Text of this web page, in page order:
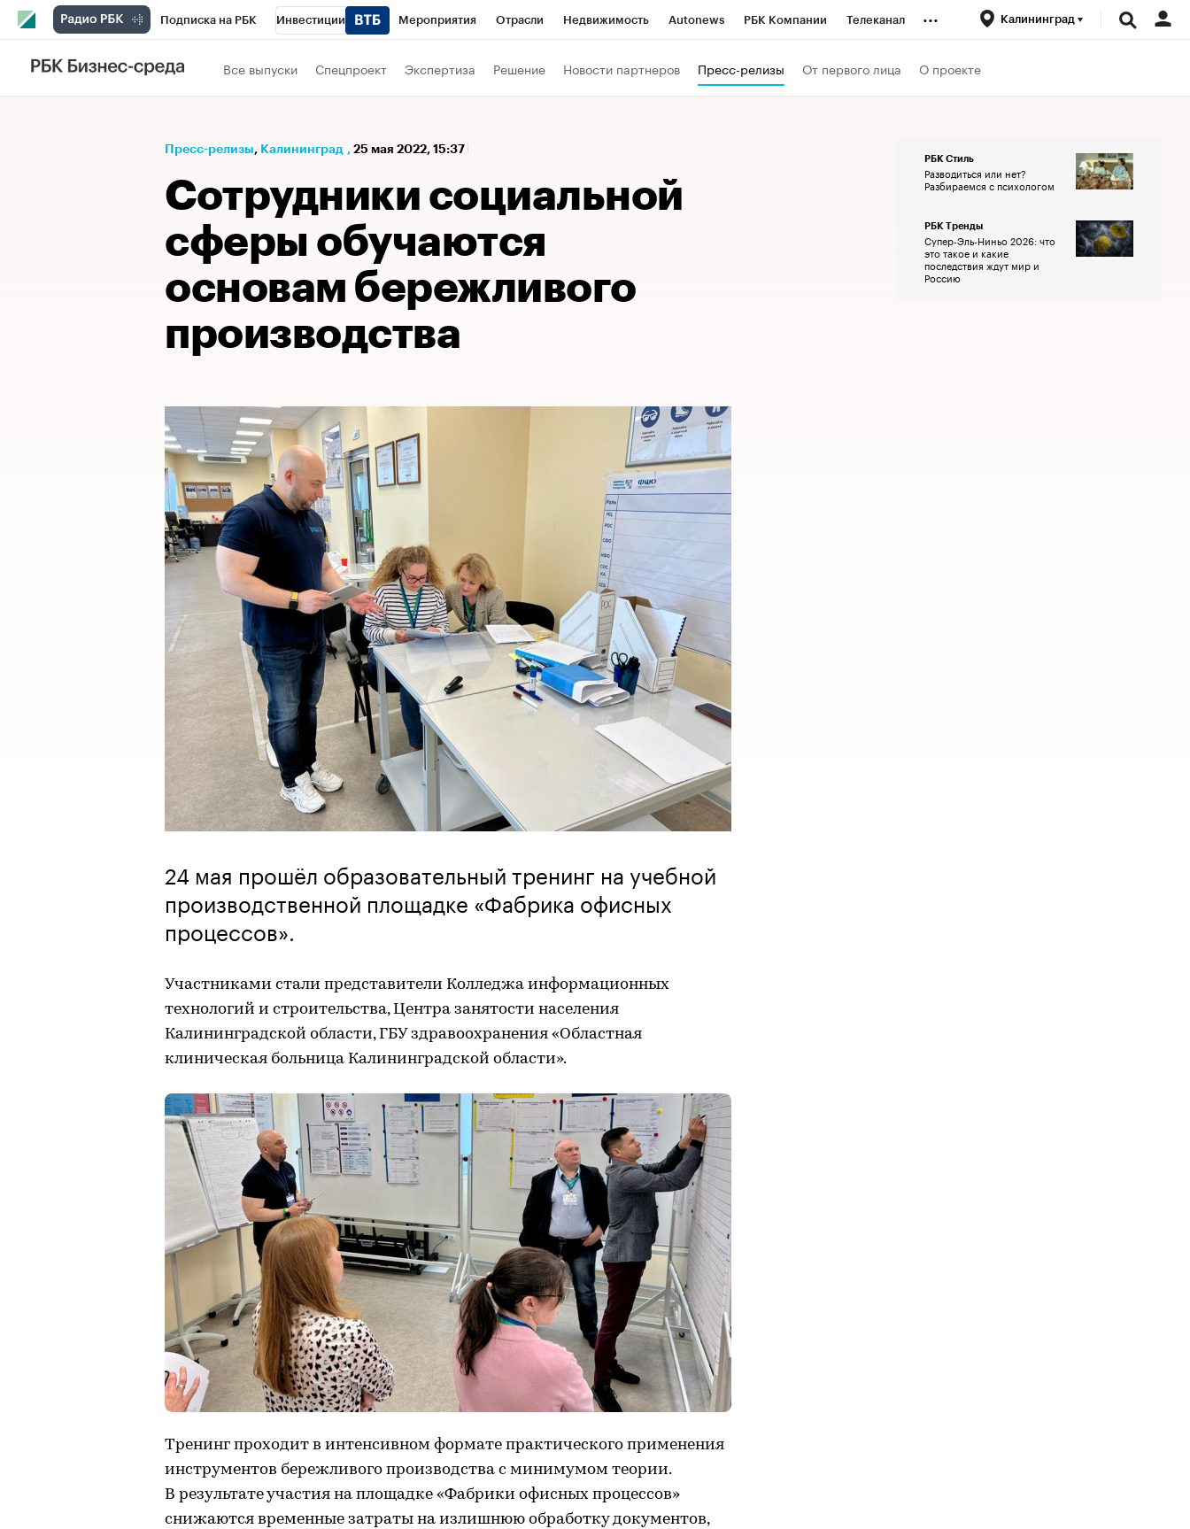
Подписка на РБК Инвестиции Мероприятия Отрасли Недвижимость Autonews РБК Компании Телеканал
РБК Вино
Проверка контрагентов Финансы
... Калининград
Все выпуски Спецпроект Экспертиза Решение Новости партнеров Пресс-релизы От первого лица О проекте
Пресс-релизы⁠, Калининград , 25 мая 2022, 15:37
Сотрудники социальной
сферы обучаются
основам бережливого
производства
24 мая прошёл образовательный тренинг на учебной
производственной площадке «Фабрика офисных
процессов».
Участниками стали представители Колледжа информационных
технологий и строительства, Центра занятости населения
Калининградской области, ГБУ здравоохранения «Областная
клиническая больница Калининградской области».
Тренинг проходит в интенсивном формате практического применения
инструментов бережливого производства с минимумом теории.
В результате участия на площадке «Фабрики офисных процессов»
снижаются временные затраты на излишнюю обработку документов,
РБК Стиль
Разводиться или нет?
Разбираемся с психологом
РБК Тренды
Супер-Эль-Ниньо 2026: что
это такое и какие
последствия ждут мир и
Россию